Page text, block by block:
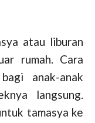
atau liburan
rumah. Cara
anak-anak
langsung.
tamasya ke